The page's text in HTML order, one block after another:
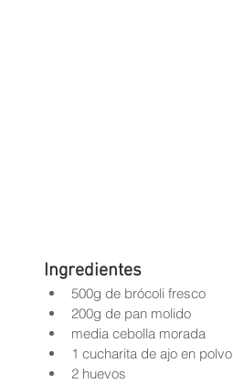
Ingredientes
500g de brócoli fresco
200g de pan molido
media cebolla morada
1 cucharita de ajo en polvo
2 huevos